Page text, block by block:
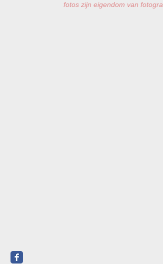
fotos zijn eigendom van